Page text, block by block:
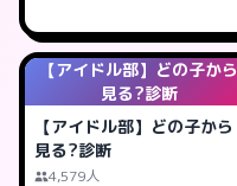
【アイドル部】どの子から
見る?診断
【アイドル部】どの子から
見る?診断
4,579人